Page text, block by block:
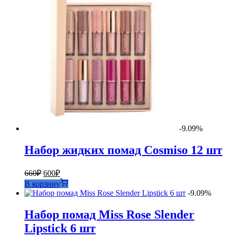
-9.09%
Набор жидких помад Cosmiso 12 шт
660₽ Первоначальная
цена
составляла
660₽.
600₽Текущая
цена:
600₽.
В корзину
-9.09%
Набор помад Miss Rose Slender
Lipstick 6 шт